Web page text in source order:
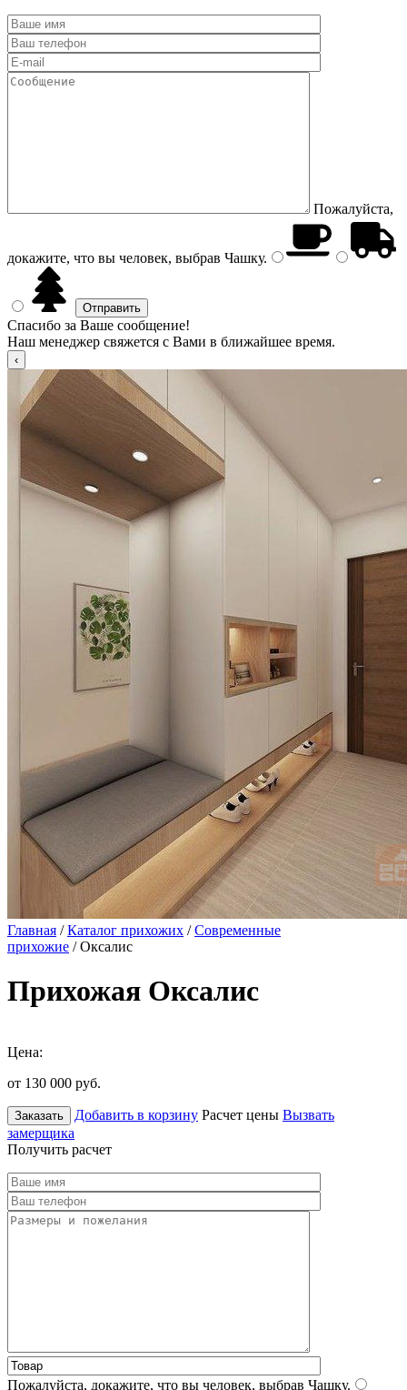
Пожалуйста,
докажите, что вы человек, выбрав Чашку.
Спасибо за Ваше сообщение!
Наш менеджер свяжется с Вами в ближайшее время.
Главная /Каталог прихожих /Современные
прихожие / Оксалис
Прихожая Оксалис
Цена:
от 130 000 руб.
Заказать Добавить в корзину Расчет цены Вызвать
замерщика
Получить расчет
Пожалуйста, докажите, что вы человек, выбрав Чашку.